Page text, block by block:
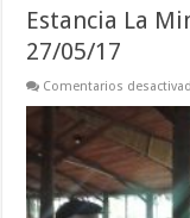
Estancia La
27/05/17
Comentarios